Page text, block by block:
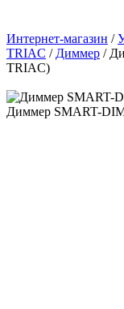
Интернет-магазин /
TRIAC / Диммер /
TRIAC)
Диммер SMART-